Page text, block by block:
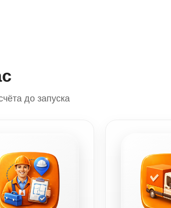
до запуска